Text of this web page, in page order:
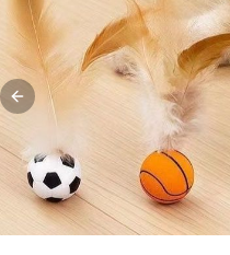
Previous slide